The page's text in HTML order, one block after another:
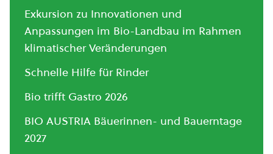
Exkursion zu Innovationen und
Anpassungen im Bio-Landbau im Rahmen
klimatischer Veränderungen
Schnelle Hilfe für Rinder
Bio trifft Gastro 2026
BIO AUSTRIA Bäuerinnen- und Bauerntage
2027